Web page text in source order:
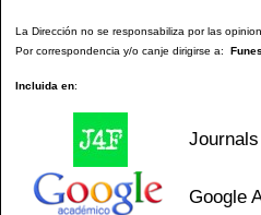
La Dirección no se responsabiliza por las
Por correspondencia y/o canje dirigirse a:
Incluida en:
Google